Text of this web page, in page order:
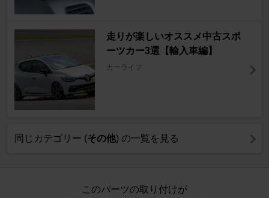
走りが楽しいオススメ中古スポ
ーツカー3選【輸入車編】
カーライフ
同じカテゴリー (その他) の一覧を見る
このパーツの取り付けが